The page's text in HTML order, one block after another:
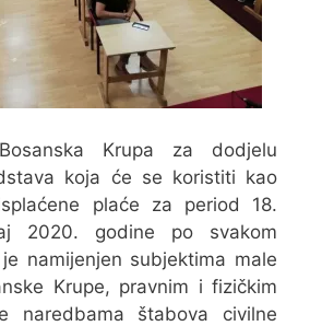
Krupa za dodjelu
koja će se koristiti kao
plaće za period 18.
2020. godine po svakom
namijenjen subjektima male
Krupe, pravnim i fizičkim
naredbama štabova civilne